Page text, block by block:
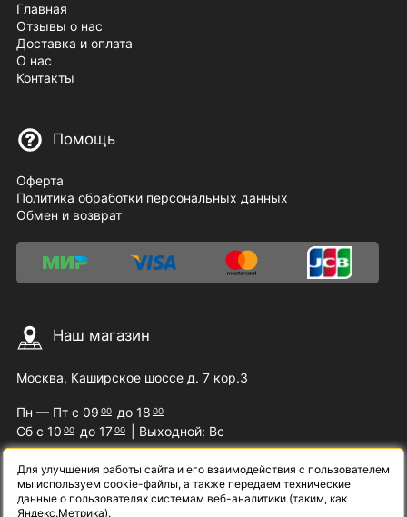
Главная
Отзывы о нас
Доставка и оплата
О нас
Контакты
Помощь
Оферта
Политика обработки персональных данных
Обмен и возврат
Наш магазин
Москва, Каширское шоссе д. 7 кор.3
Пн — Пт с 09 00 до 18 00
Сб с 10 00 до 1700 | Выходной: Вс
Наши контакты
Для улучшения работы сайта и его взаимодействия с пользователем
мы используем cookie-файлы, а также передаем технические
данные о пользователях системам веб-аналитики (таким, как
Яндекс.Метрика).